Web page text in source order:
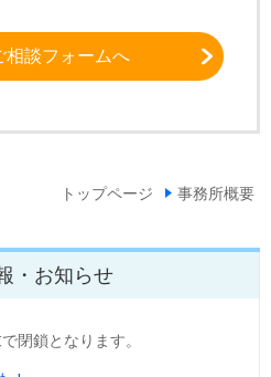
相談フォームへ
トップページ 事務所概要
・お知らせ
閉鎖となります。